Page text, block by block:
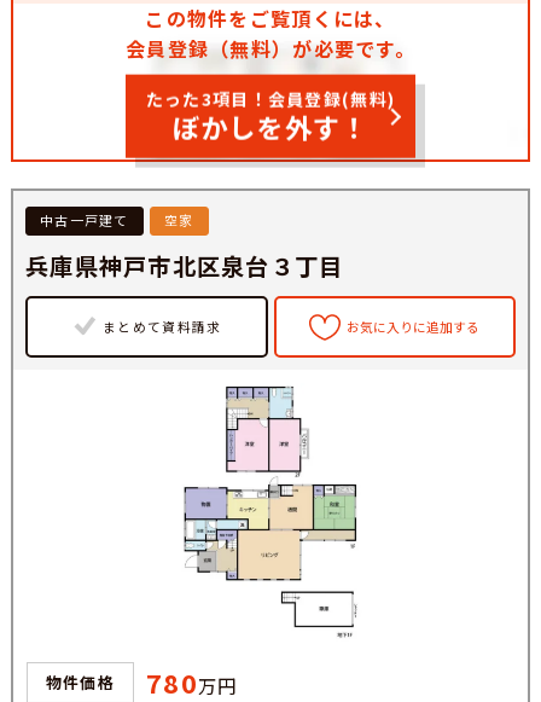
この物件をご覧頂くには、
会員登録（無料）が必要です。
たった3項目！会員登録(無料)
ぼかしを外す！
中古一戸建て 空家
兵庫県神戸市北区泉台３丁目
まとめて資料請求 お気に入りに追加する
物件価格 780万円